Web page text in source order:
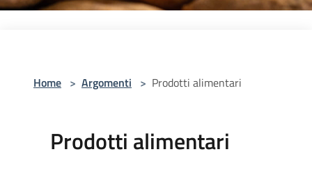
Home > Argomenti > Prodotti alimentari
Prodotti alimentari